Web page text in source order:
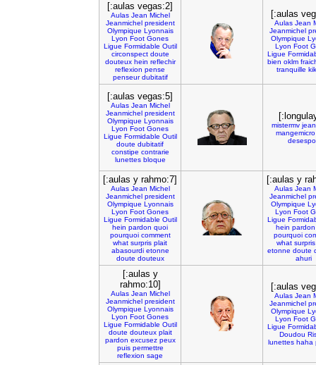
[:aulas vegas:2]
Aulas Jean Michel
Jeanmichel president
Olympique Lyonnais
Lyon Foot Gones
Ligue Formidable Outil
circonspect doute
douteux hein reflechir
reflexion pense
penseur dubitatif
[:aulas
Aulas Jean
Jeanmichel
Olympique
Lyon Foot
Ligue
bien oklm
tranquille
[:aulas vegas:5]
Aulas Jean Michel
Jeanmichel president
Olympique Lyonnais
Lyon Foot Gones
Ligue Formidable Outil
doute dubitatif
constipe contrarie
lunettes bloque
mistermv
mangemicro
[:aulas y rahmo:7]
Aulas Jean Michel
Jeanmichel president
Olympique Lyonnais
Lyon Foot Gones
Ligue Formidable Outil
hein pardon quoi
pourquoi comment
what surpris plait
abasourdi etonne
doute douteux
[:aulas y
Aulas Jean
Jeanmichel
Olympique
Lyon Foot
Ligue
hein pardon
pourquoi
what surpris
etonne doute
ahuri
[:aulas y
rahmo:10]
Aulas Jean Michel
Jeanmichel president
Olympique Lyonnais
Lyon Foot Gones
Ligue Formidable Outil
doute douteux plait
pardon excusez peux
puis permettre
reflexion sage
[:aulas
Aulas Jean
Jeanmichel
Olympique
Lyon Foot
Ligue
Doudou
lunettes haha